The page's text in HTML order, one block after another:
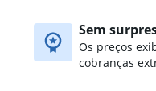
Sem
Os preços
cobranças